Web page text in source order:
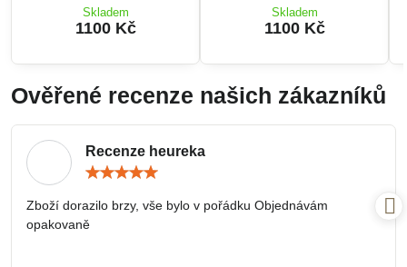
Skladem
1100 Kč
Skladem
1100 Kč
Ověřené recenze našich zákazníků
Recenze heureka
5
Zboží dorazilo brzy, vše bylo v pořádku Objednávám
opakovaně